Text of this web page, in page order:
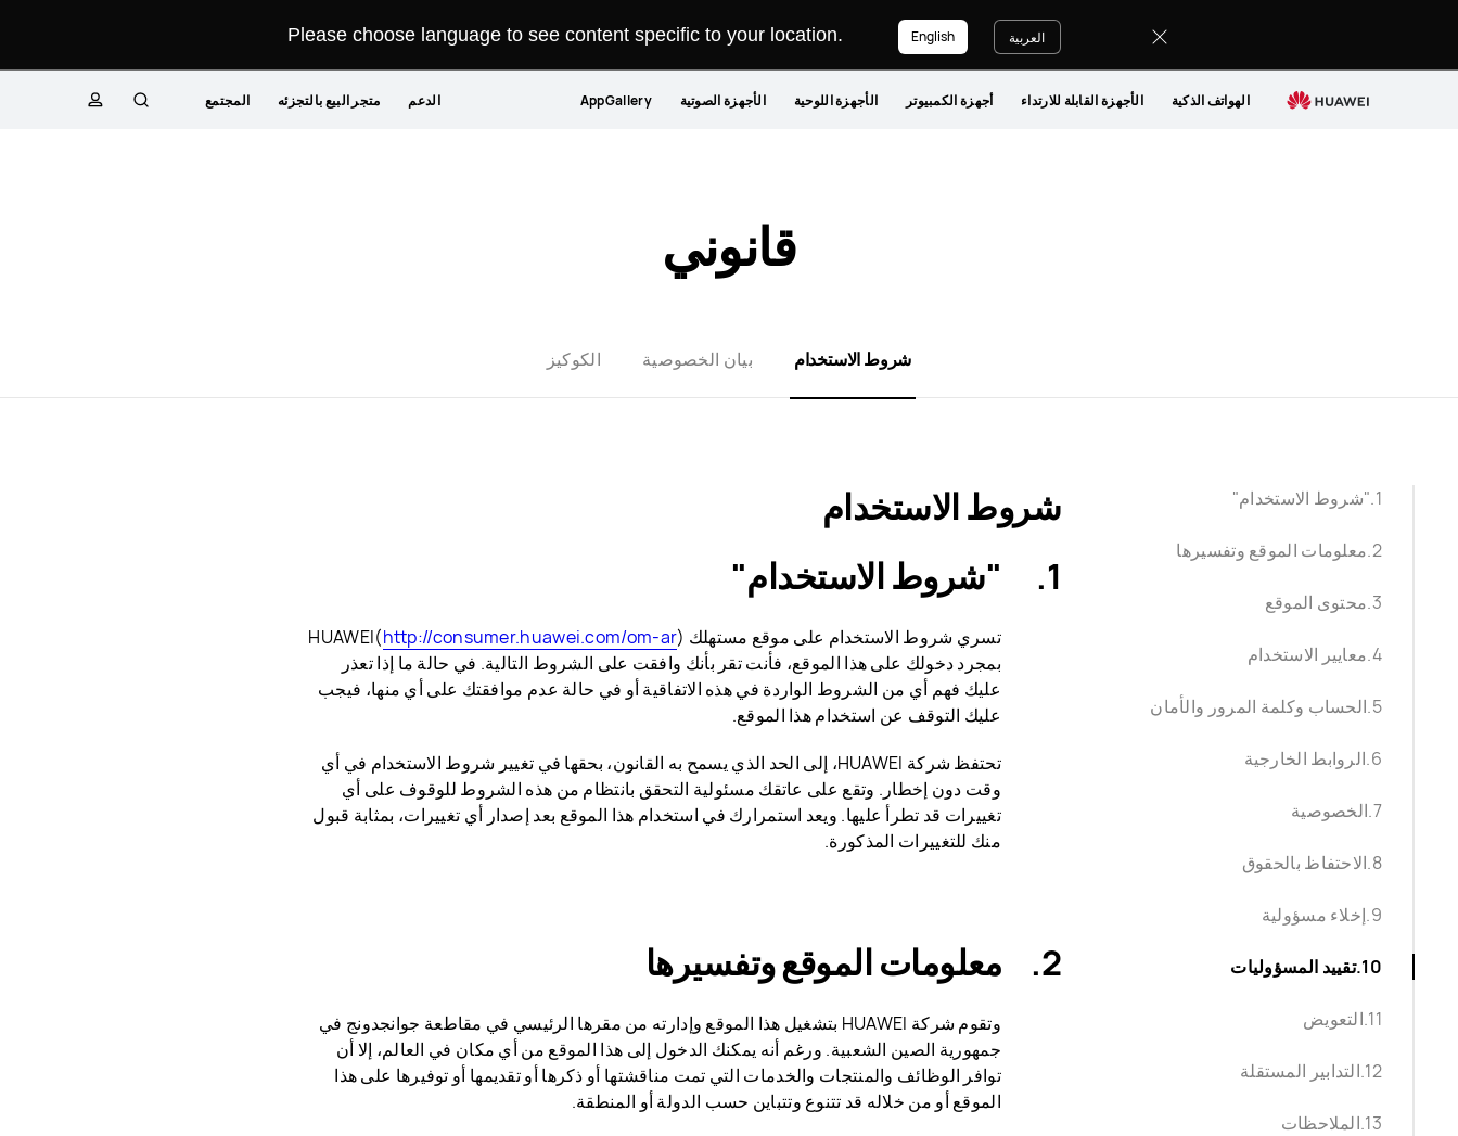
Use
Please choose language to see content specific to your location. العربية English
الهواتف الذكية الأجهزة القابلة للارتداء أجهزة الكمبيوتر الأجهزة اللوحية الأجهزة الصوتية AppGallery الدعم متجر البيع بالتجزئه المجتمع
قانوني
شروط الاستخدام بيان الخصوصية الكوكيز
"شروط الاستخدام"
معلومات الموقع وتفسيرها
محتوى الموقع
معايير الاستخدام
الحساب وكلمة المرور والأمان
الروابط الخارجية
الخصوصية
الاحتفاظ بالحقوق
إخلاء مسؤولية
تقييد المسؤوليات
التعويض
التدابير المستقلة
الملاحظات
شروط الاستخدام
"شروط الاستخدام"
تسري شروط الاستخدام على موقع مستهلك (‎HUAWEI(http://consumer.huawei.com/om-ar
بمجرد دخولك على هذا الموقع، فأنت تقر بأنك وافقت على الشروط التالية. في حالة ما إذا تعذر
عليك فهم أي من الشروط الواردة في هذه الاتفاقية أو في حالة عدم موافقتك على أي منها، فيجب
عليك التوقف عن استخدام هذا الموقع.
تحتفظ شركة HUAWEI، إلى الحد الذي يسمح به القانون، بحقها في تغيير شروط الاستخدام في أي
وقت دون إخطار. وتقع على عاتقك مسئولية التحقق بانتظام من هذه الشروط للوقوف على أي
تغييرات قد تطرأ عليها. ويعد استمرارك في استخدام هذا الموقع بعد إصدار أي تغييرات، بمثابة قبول
منك للتغييرات المذكورة.
معلومات الموقع وتفسيرها
وتقوم شركة HUAWEI بتشغيل هذا الموقع وإدارته من مقرها الرئيسي في مقاطعة جوانجدونج في
جمهورية الصين الشعبية. ورغم أنه يمكنك الدخول إلى هذا الموقع من أي مكان في العالم، إلا أن
توافر الوظائف والمنتجات والخدمات التي تمت مناقشتها أو ذكرها أو تقديمها أو توفيرها على هذا
الموقع أو من خلاله قد تتنوع وتتباين حسب الدولة أو المنطقة.